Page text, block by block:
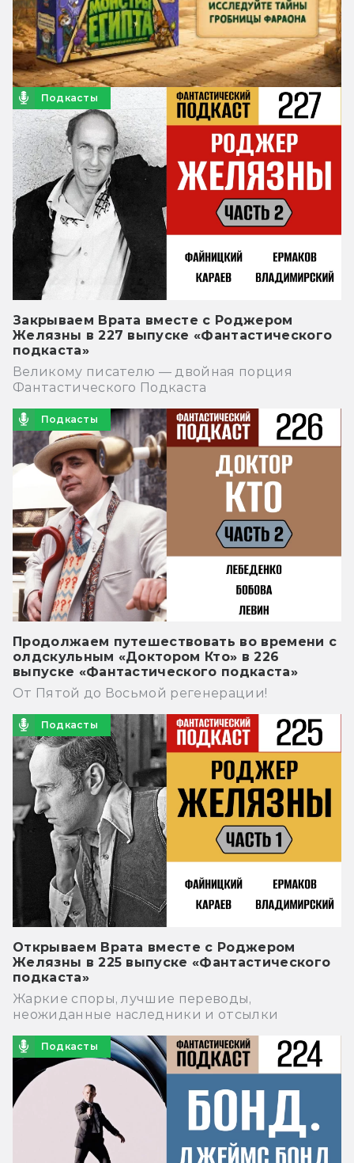
Подкасты
Закрываем Врата вместе с Роджером
Желязны в 227 выпуске «Фантастического
подкаста»
Великому писателю — двойная порция
Фантастического Подкаста
Подкасты
Продолжаем путешествовать во времени с
олдскульным «Доктором Кто» в 226
выпуске «Фантастического подкаста»
От Пятой до Восьмой регенерации!
Подкасты
Открываем Врата вместе с Роджером
Желязны в 225 выпуске «Фантастического
подкаста»
Жаркие споры, лучшие переводы,
неожиданные наследники и отсылки
Подкасты